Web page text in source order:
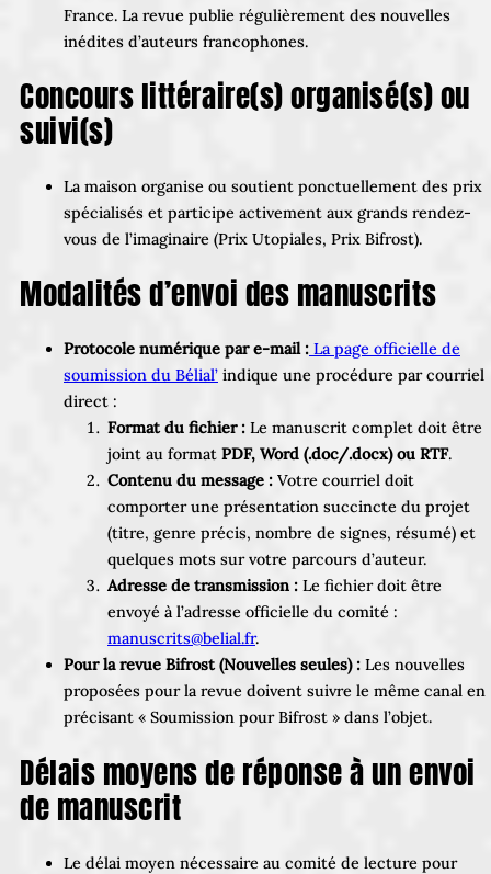
France. La revue publie régulièrement des nouvelles
inédites d’auteurs francophones.
Concours littéraire(s) organisé(s) ou
suivi(s)
La maison organise ou soutient ponctuellement des prix
spécialisés et participe activement aux grands rendez-
vous de l’imaginaire (Prix Utopiales, Prix Bifrost).
Modalités d’envoi des manuscrits
Protocole numérique par e-mail : La page officielle de
soumission du Bélial’ indique une procédure par courriel
direct :
Format du fichier : Le manuscrit complet doit être
joint au format PDF, Word (.doc/.docx) ou RTF.
Contenu du message : Votre courriel doit
comporter une présentation succincte du projet
(titre, genre précis, nombre de signes, résumé) et
quelques mots sur votre parcours d’auteur.
Adresse de transmission : Le fichier doit être
envoyé à l’adresse officielle du comité :
manuscrits@belial.fr.
Pour la revue Bifrost (Nouvelles seules) : Les nouvelles
proposées pour la revue doivent suivre le même canal en
précisant « Soumission pour Bifrost » dans l’objet.
Délais moyens de réponse à un envoi
de manuscrit
Le délai moyen nécessaire au comité de lecture pour